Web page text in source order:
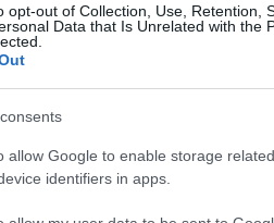
opt-out of Collection, Use, Retention,
Data that Is Unrelated with the
allow Google to enable storage
identifiers in apps.
un altro
e di essere tornato
presentazione -. Sono
competitivo alla
affrontare al meglio una